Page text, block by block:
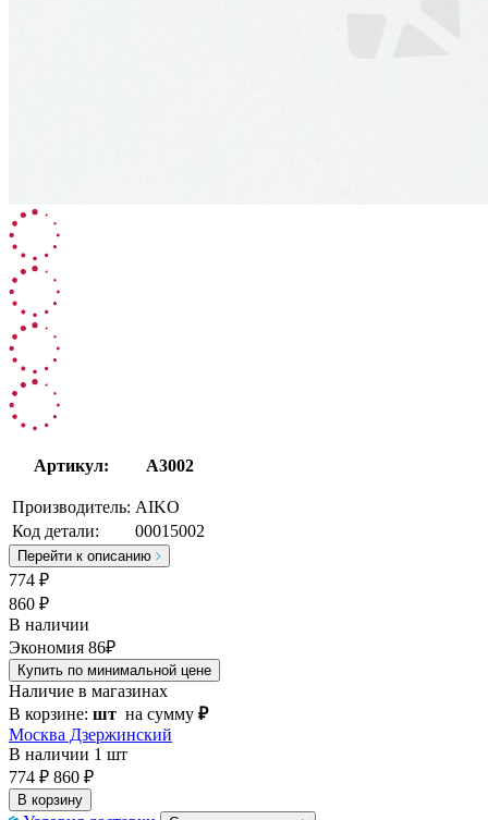
Артикул: A3002
Производитель: AIKO
Код детали:
00015002
Перейти к описанию
774 ₽
860 ₽
В наличии
Экономия 86₽
Купить по минимальной цене
Наличие в магазинах
В корзине: шт на сумму ₽
Москва Дзержинский
В наличии 1 шт
774 ₽ 860 ₽
В корзину